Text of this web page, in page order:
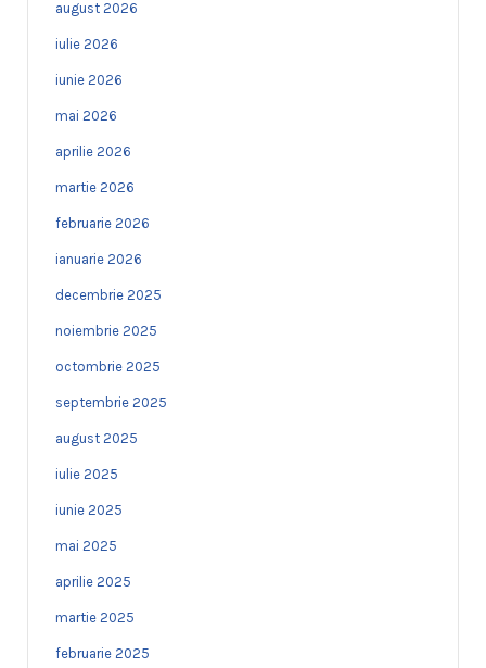
august 2026
iulie 2026
iunie 2026
mai 2026
aprilie 2026
martie 2026
februarie 2026
ianuarie 2026
decembrie 2025
noiembrie 2025
octombrie 2025
septembrie 2025
august 2025
iulie 2025
iunie 2025
mai 2025
aprilie 2025
martie 2025
februarie 2025